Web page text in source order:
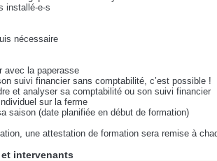
installé-e-s
nécessaire
avec la paperasse
suivi financier sans comptabilité, c’est possible !
et analyser sa comptabilité ou son suivi financier
sur la ferme
saison (date planifiée en début de formation)
une attestation de formation sera remise à
intervenants